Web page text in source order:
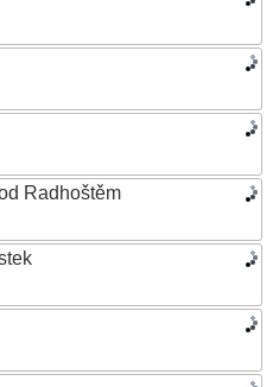
Radhoštěm